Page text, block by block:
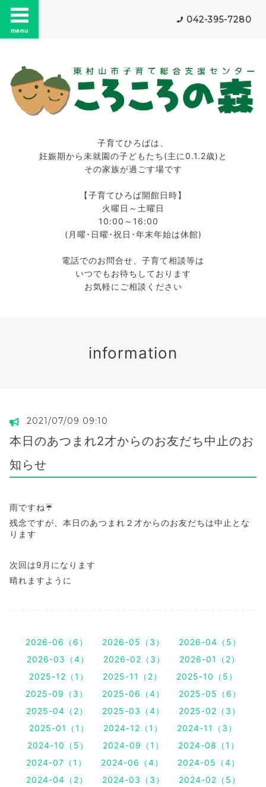
menu
042-395-7280
子育てひろばは、
妊娠期から未就園の子どもたち(主に0.1.2歳)と
その家族が過ごす場です
【子育てひろば開館日時】
火曜日～土曜日
10:00～16:00
(月曜･日曜･祝日･年末年始は休館)
電話でのお問合せ、子育て相談等は
いつでもお待ちしております
お気軽にご相談ください
information
2021/07/09 09:10
本日のあつまれ2才からのお友だち中止のお
知らせ
雨ですね☔
残念ですが、本日のあつまれ２才からのお友だちは中止とな
ります
次回は9月になります
晴れますように
2026-06（6） 2026-05（3）
2026-04（5）
2026-03（4）
2026-02（3）
2026-01（2）
2025-12（1）
2025-11（2）
2025-10（5）
2025-09（3）
2025-06（4）
2025-05（6）
2025-04（2）
2025-03（4）
2025-02（3）
2025-01（1）
2024-12（1）
2024-11（3）
2024-10（5）
2024-09（1）
2024-08（1）
2024-07（1）
2024-06（4）
2024-05（4）
2024-04（2）
2024-03（3）
2024-02（5）